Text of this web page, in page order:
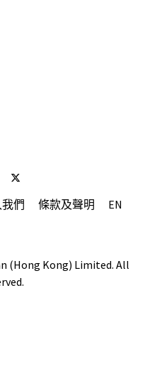
Twitter
們 條款及聲明 EN
(Hong Kong) Limited. All